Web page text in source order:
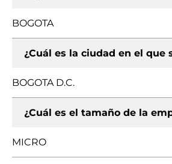
BOGOTA
¿Cuál es la ciudad en el que
BOGOTA D.C.
¿Cuál es el tamaño de la
MICRO